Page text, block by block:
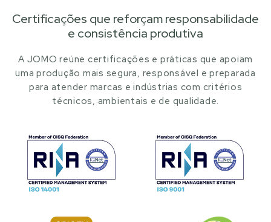
Certificações que reforçam responsabilidade
e consistência produtiva
A JOMO reúne certificações e práticas que apoiam
uma produção mais segura, responsável e preparada
para atender marcas e indústrias com critérios
técnicos, ambientais e de qualidade.